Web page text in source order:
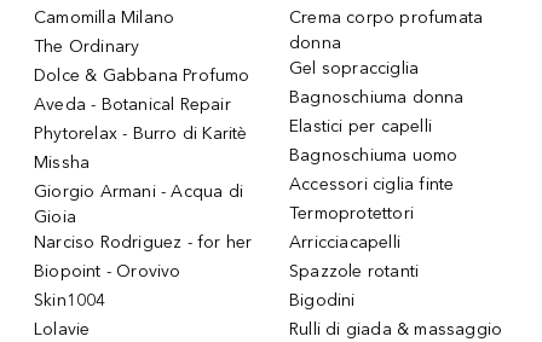
Camomilla Milano
The Ordinary
Dolce & Gabbana Profumo
Aveda - Botanical Repair
Phytorelax - Burro di Karitè
Missha
Giorgio Armani - Acqua di
Gioia
Narciso Rodriguez - for her
Biopoint - Orovivo
Skin1004
Lolavie
Crema corpo profumata
donna
Gel sopracciglia
Bagnoschiuma donna
Elastici per capelli
Bagnoschiuma uomo
Accessori ciglia finte
Termoprotettori
Arricciacapelli
Spazzole rotanti
Bigodini
Rulli di giada & massaggio